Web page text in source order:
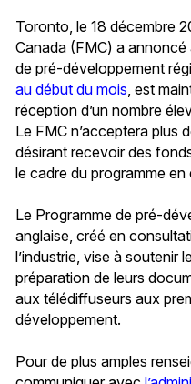
Toronto, le 18 décembre
Canada (FMC) a annoncé
de pré-développement
au début du mois , est
réception d’un nombre
Le FMC n’acceptera plus
désirant recevoir des
le cadre du programme en
Le Programme de pré-
anglaise, créé en
l’industrie, vise à soutenir
préparation de leurs
aux télédiffuseurs aux
développement.
Pour de plus amples